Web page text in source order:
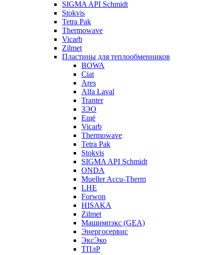
SIGMA API Schmidt
Stokvis
Tetra Pak
Thermowave
Vicarb
Zilmet
Пластины для теплообменников
BOWA
Ciat
Ares
Alfa Laval
Tranter
ЗЭО
Ещё
Vicarb
Thermowave
Tetra Pak
Stokvis
SIGMA API Schmidt
ONDA
Mueller Accu-Therm
LHE
Forwon
HISAKA
Zilmet
Машимпэкс (GEA)
Энергосервис
ЭксЭко
ТПлР